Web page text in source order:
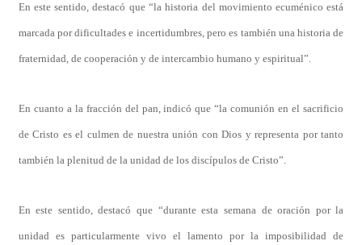
En este sentido, destacó que “la historia del movimiento ecuménico está
marcada por dificultades e incertidumbres, pero es también una historia de
fraternidad, de cooperación y de intercambio humano y espiritual”.
En cuanto a la fracción del pan, indicó que “la comunión en el sacrificio
de Cristo es el culmen de nuestra unión con Dios y representa por tanto
también la plenitud de la unidad de los discípulos de Cristo”.
En este sentido, destacó que “durante esta semana de oración por la
unidad es particularmente vivo el lamento por la imposibilidad de